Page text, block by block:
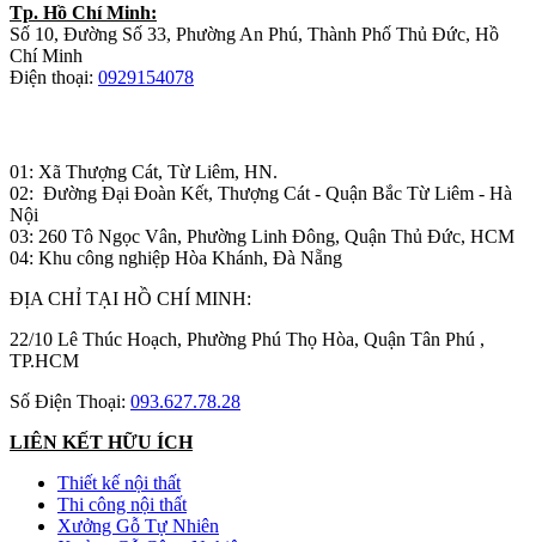
Tp. Hồ Chí Minh:
Số 10, Đường Số 33, Phường An Phú, Thành Phố Thủ Đức, Hồ
Chí Minh
Điện thoại: 0929154078
01: Xã Thượng Cát, Từ Liêm, HN.
02: Đường Đại Đoàn Kết, Thượng Cát - Quận Bắc Từ Liêm - Hà
Nội
03: 260 Tô Ngọc Vân, Phường Linh Đông, Quận Thủ Đức, HCM
04: Khu công nghiệp Hòa Khánh, Đà Nẵng
ĐỊA CHỈ TẠI HỒ CHÍ MINH:
22/10 Lê Thúc Hoạch, Phường Phú Thọ Hòa, Quận Tân Phú ,
TP.HCM
Số Điện Thoại: 093.627.78.28
LIÊN KẾT HỮU ÍCH
Thiết kế nội thất
Thi công nội thất
Xưởng Gỗ Tự Nhiên